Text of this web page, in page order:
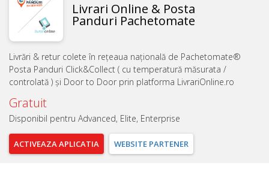
Livrari Online & Posta
Panduri Pachetomate
Livrări & retur colete în rețeaua națională de Pachetomate®
Posta Panduri Click&Collect ( cu temperatură măsurata /
controlată ) și Door to Door prin platforma LivrariOnline.ro
Gratuit
Disponibil pentru Advanced, Elite, Enterprise
ACTIVEAZAAPLICATIA WEBSITE PARTENER